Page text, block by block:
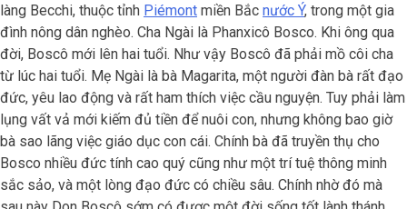
làng Becchi, thuộc tỉnh Piémont miền Bắc nước Ý, trong một gia
đình nông dân nghèo. Cha Ngài là Phanxicô Bosco. Khi ông qua
đời, Boscô mới lên hai tuổi. Như vậy Boscô đã phải mồ côi cha
từ lúc hai tuổi. Mẹ Ngài là bà Magarita, một người đàn bà rất đạo
đức, yêu lao động và rất ham thích việc cầu nguyện. Tuy phải làm
lụng vất vả mới kiếm đủ tiền để nuôi con, nhưng không bao giờ
bà sao lãng việc giáo dục con cái. Chính bà đã truyền thụ cho
Bosco nhiều đức tính cao quý cũng như một trí tuệ thông minh
sắc sảo, và một lòng đạo đức có chiều sâu. Chính nhờ đó mà